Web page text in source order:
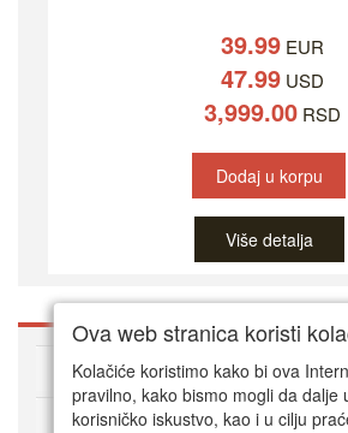
39.99EUR
47.99USD
3,999.00RSD
Dodaj u korpu
Više detalja
O DVD Zoni
Kako kupovati online
Ova web stranica koristi
Kolačiće koristimo kako bi ova
pravilno, kako bismo mogli da dalje
korisničko iskustvo, kao i u cilju